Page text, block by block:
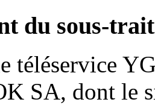
du sous-
téléservice
SA, dont le